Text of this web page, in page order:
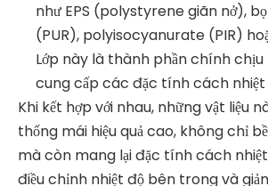
như EPS (polystyrene giãn nở),
(PUR), polyisocyanurate (PIR)
Lớp này là thành phần chính
cung cấp các đặc tính cách
Khi kết hợp với nhau, những vật liệu
thống mái hiệu quả cao, không chỉ
mà còn mang lại đặc tính cách
điều chỉnh nhiệt độ bên trong và